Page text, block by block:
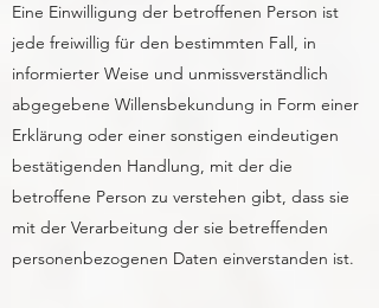
Eine Einwilligung der betroffenen Person ist
jede freiwillig für den bestimmten Fall, in
informierter Weise und unmissverständlich
abgegebene Willensbekundung in Form einer
Erklärung oder einer sonstigen eindeutigen
bestätigenden Handlung, mit der die
betroffene Person zu verstehen gibt, dass sie
mit der Verarbeitung der sie betreffenden
personenbezogenen Daten einverstanden ist.